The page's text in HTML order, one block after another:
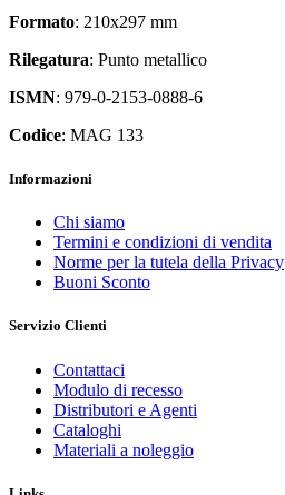
Formato: 210x297 mm
Rilegatura: Punto metallico
ISMN: 979-0-2153-0888-6
Codice: MAG 133
Informazioni
Chi siamo
Termini e condizioni di vendita
Norme per la tutela della Privacy
Buoni Sconto
Servizio Clienti
Contattaci
Modulo di recesso
Distributori e Agenti
Cataloghi
Materiali a noleggio